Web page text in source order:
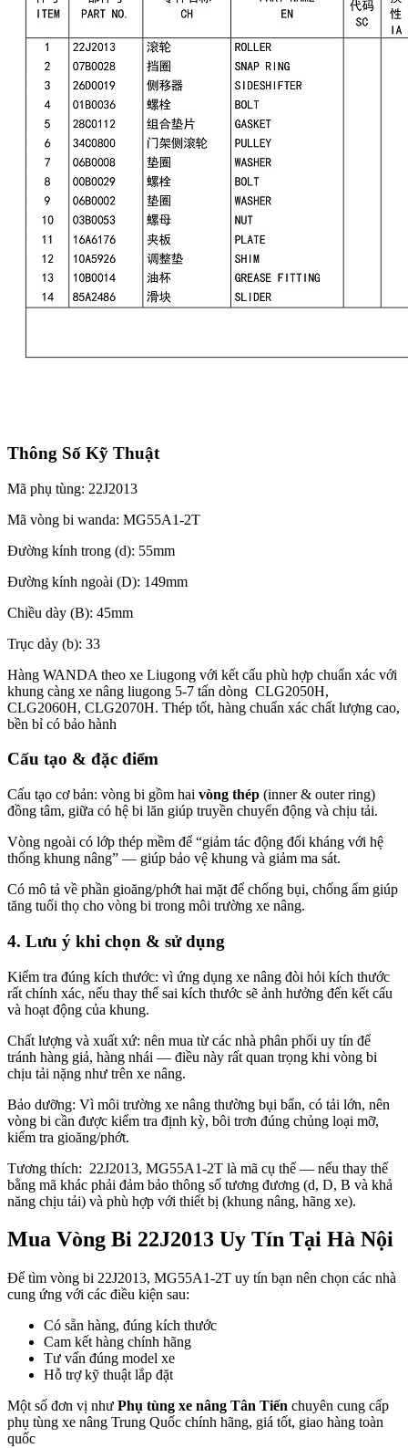
Thông Số Kỹ Thuật
Mã phụ tùng: 22J2013
Mã vòng bi wanda: MG55A1-2T
Đường kính trong (d): 55mm
Đường kính ngoài (D): 149mm
Chiều dày (B): 45mm
Trục dày (b): 33
Hàng WANDA theo xe Liugong với kết cấu phù hợp chuẩn xác với
khung càng xe nâng liugong 5-7 tấn dòng CLG2050H,
CLG2060H, CLG2070H. Thép tốt, hàng chuẩn xác chất lượng cao,
bền bỉ có bảo hành
Cấu tạo & đặc điểm
Cấu tạo cơ bản: vòng bi gồm hai vòng thép (inner & outer ring)
đồng tâm, giữa có hệ bi lăn giúp truyền chuyển động và chịu tải.
Vòng ngoài có lớp thép mềm để “giảm tác động đối kháng với hệ
thống khung nâng” — giúp bảo vệ khung và giảm ma sát.
Có mô tả về phần gioăng/phớt hai mặt để chống bụi, chống ẩm giúp
tăng tuổi thọ cho vòng bi trong môi trường xe nâng.
4. Lưu ý khi chọn & sử dụng
Kiểm tra đúng kích thước: vì ứng dụng xe nâng đòi hỏi kích thước
rất chính xác, nếu thay thế sai kích thước sẽ ảnh hưởng đến kết cấu
và hoạt động của khung.
Chất lượng và xuất xứ: nên mua từ các nhà phân phối uy tín để
tránh hàng giả, hàng nhái — điều này rất quan trọng khi vòng bi
chịu tải nặng như trên xe nâng.
Bảo dưỡng: Vì môi trường xe nâng thường bụi bẩn, có tải lớn, nên
vòng bi cần được kiểm tra định kỳ, bôi trơn đúng chủng loại mỡ,
kiểm tra gioăng/phớt.
Tương thích: 22J2013, MG55A1-2T là mã cụ thể — nếu thay thế
bằng mã khác phải đảm bảo thông số tương đương (d, D, B và khả
năng chịu tải) và phù hợp với thiết bị (khung nâng, hãng xe).
Mua Vòng Bi 22J2013 Uy Tín Tại Hà Nội
Để tìm vòng bi 22J2013, MG55A1-2T uy tín bạn nên chọn các nhà
cung ứng với các điều kiện sau:
Có sẵn hàng, đúng kích thước
Cam kết hàng chính hãng
Tư vấn đúng model xe
Hỗ trợ kỹ thuật lắp đặt
Một số đơn vị như Phụ tùng xe nâng Tân Tiến chuyên cung cấp
phụ tùng xe nâng Trung Quốc chính hãng, giá tốt, giao hàng toàn
quốc